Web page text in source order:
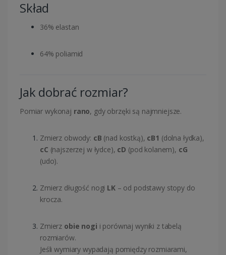
Skład
36% elastan
64% poliamid
Jak dobrać rozmiar?
Pomiar wykonaj rano, gdy obrzęki są najmniejsze.
Zmierz obwody: cB (nad kostką), cB1 (dolna łydka),
cC (najszerzej w łydce), cD (pod kolanem), cG
(udo).
Zmierz długość nogi LK– od podstawy stopy do
krocza.
Zmierz obie nogi i porównaj wyniki z tabelą
rozmiarów.
Jeśli wymiary wypadają pomiędzy rozmiarami,